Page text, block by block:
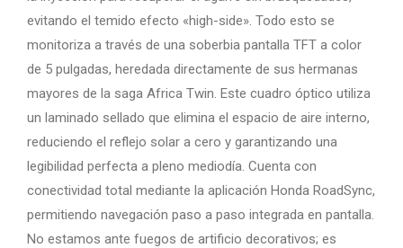
evitando el temido efecto «high-side». Todo esto se
monitoriza a través de una soberbia pantalla TFT a color
de 5 pulgadas, heredada directamente de sus hermanas
mayores de la saga Africa Twin. Este cuadro óptico utiliza
un laminado sellado que elimina el espacio de aire interno,
reduciendo el reflejo solar a cero y garantizando una
legibilidad perfecta a pleno mediodía. Cuenta con
conectividad total mediante la aplicación Honda RoadSync,
permitiendo navegación paso a paso integrada en pantalla.
No estamos ante fuegos de artificio decorativos; es